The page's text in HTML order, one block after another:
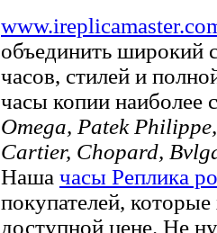
объединить широкий
часов, стилей и
часы копии наиболее
Omega, Patek
Cartier, Chopard,
Наша часы Реплика
покупателей,
доступной цене. Не